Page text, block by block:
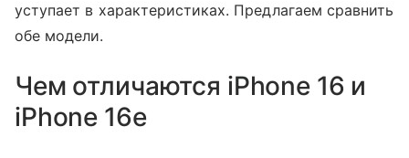
уступает в характеристиках. Предлагаем сравнить
обе модели.
Чем отличаются iPhone 16 и
iPhone 16e